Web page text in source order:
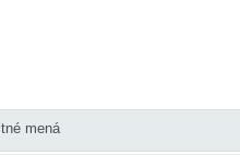
mená